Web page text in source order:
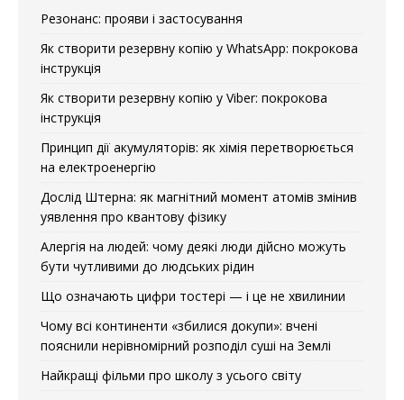
Резонанс: прояви і застосування
Як створити резервну копію у WhatsApp: покрокова
інструкція
Як створити резервну копію у Viber: покрокова
інструкція
Принцип дії акумуляторів: як хімія перетворюється
на електроенергію
Дослід Штерна: як магнітний момент атомів змінив
уявлення про квантову фізику
Алергія на людей: чому деякі люди дійсно можуть
бути чутливими до людських рідин
Що означають цифри тостері — і це не хвилинии
Чому всі континенти «збилися докупи»: вчені
пояснили нерівномірний розподіл суші на Землі
Найкращі фільми про школу з усього світу